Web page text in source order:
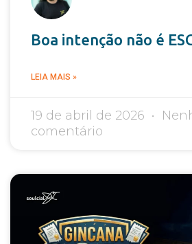
Boa intenção não é
LEIA MAIS »
19 de abril de 2026
comentário